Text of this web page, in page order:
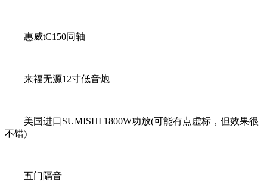
惠威tC150同轴
来福无源12寸低音炮
美国进口SUMISHI 1800W功放(可能有点虚标，但效果很
不错)
五门隔音